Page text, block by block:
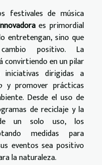
festivales de música
es primordial
entretengan, sino que
positivo. La
convirtiendo en un pilar
iniciativas dirigidas a
y promover prácticas
Desde el uso de
de reciclaje y la
un solo uso, los
medidas para
eventos sea positivo
la naturaleza.